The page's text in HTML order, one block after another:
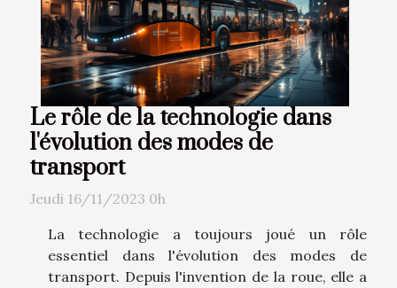
Le rôle de la technologie dans
l'évolution des modes de
transport
Jeudi 16/11/2023 0h
La technologie a toujours joué un rôle
essentiel dans l'évolution des modes de
transport. Depuis l'invention de la roue, elle a